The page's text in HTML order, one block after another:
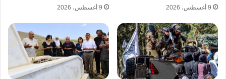
تشير التحركات الأممية الأخيرة إلى تنامي الإجماع
الدولي على ضرورة فتح تحقيقات موسعة حول ما
يجري في مناطق النزاع من انتهاكات ضد الأسرى
والمدنيين، حيث تصر المنظمة الدولية على المضي
9 أغسطس، 2026 9 أغسطس، 2026